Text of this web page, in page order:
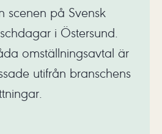
scenen på Svensk
i Östersund.
omställningsavtal är
utifrån branschens